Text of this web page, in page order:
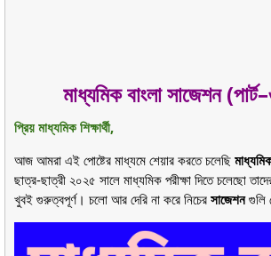
মাধ্যমিক বাংলা সাজেশন
প্রিয় মাধ্যমিক শিক্ষার্থী,
আজ আমরা এই পোষ্টের মাধ্যমে শেয়ার করতে চলেছি
ছাত্র-ছাত্রী ২০২৫ সালে মাধ্যমিক পরীক্ষা দিতে চলেছো
খুবই গুরুত্বপূর্ণ। চলো আর দেরি না করে নিচের সাজেশনগুলি